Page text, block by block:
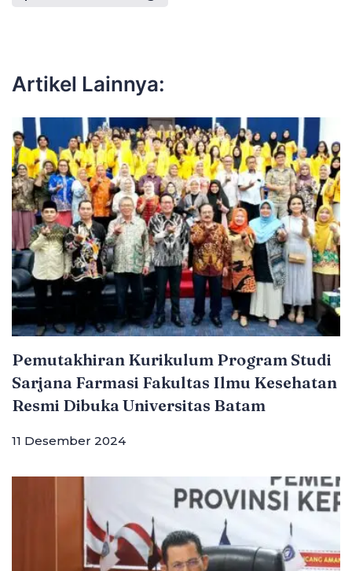
Artikel Lainnya:
Pemutakhiran Kurikulum Program Studi
Sarjana Farmasi Fakultas Ilmu Kesehatan
Resmi Dibuka Universitas Batam
11 Desember 2024